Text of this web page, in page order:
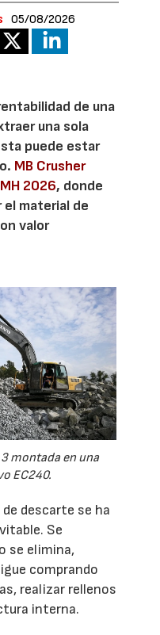
05/08/2026
de una
una sola
puede estar
MB Crusher
2026, donde
material de
valor
montada en una
EC240.
descarte se ha
Se
se elimina,
comprando
realizar rellenos
interna.